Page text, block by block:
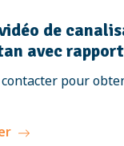
de
avec
pour